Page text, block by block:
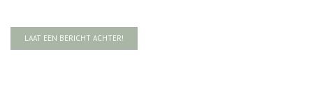
LAAT EEN BERICHT ACHTER!